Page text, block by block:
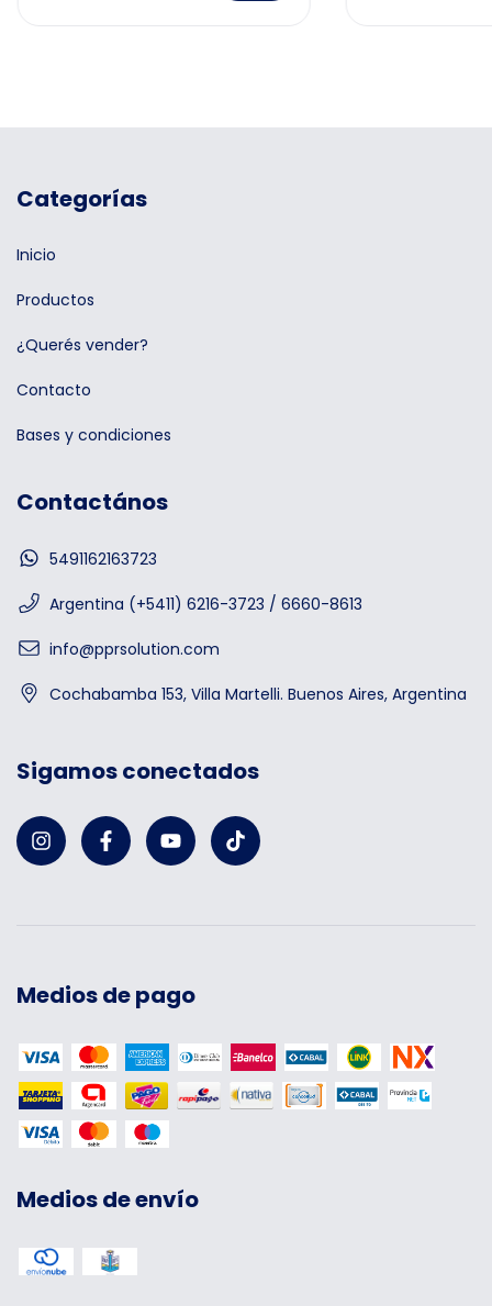
Categorías
Inicio
Productos
¿Querés vender?
Contacto
Bases y condiciones
Contactános
5491162163723
Argentina (+5411) 6216-3723 / 6660-8613
info@pprsolution.com
Cochabamba 153, Villa Martelli. Buenos Aires, Argentina
Sigamos conectados
Medios de pago
Medios de envío